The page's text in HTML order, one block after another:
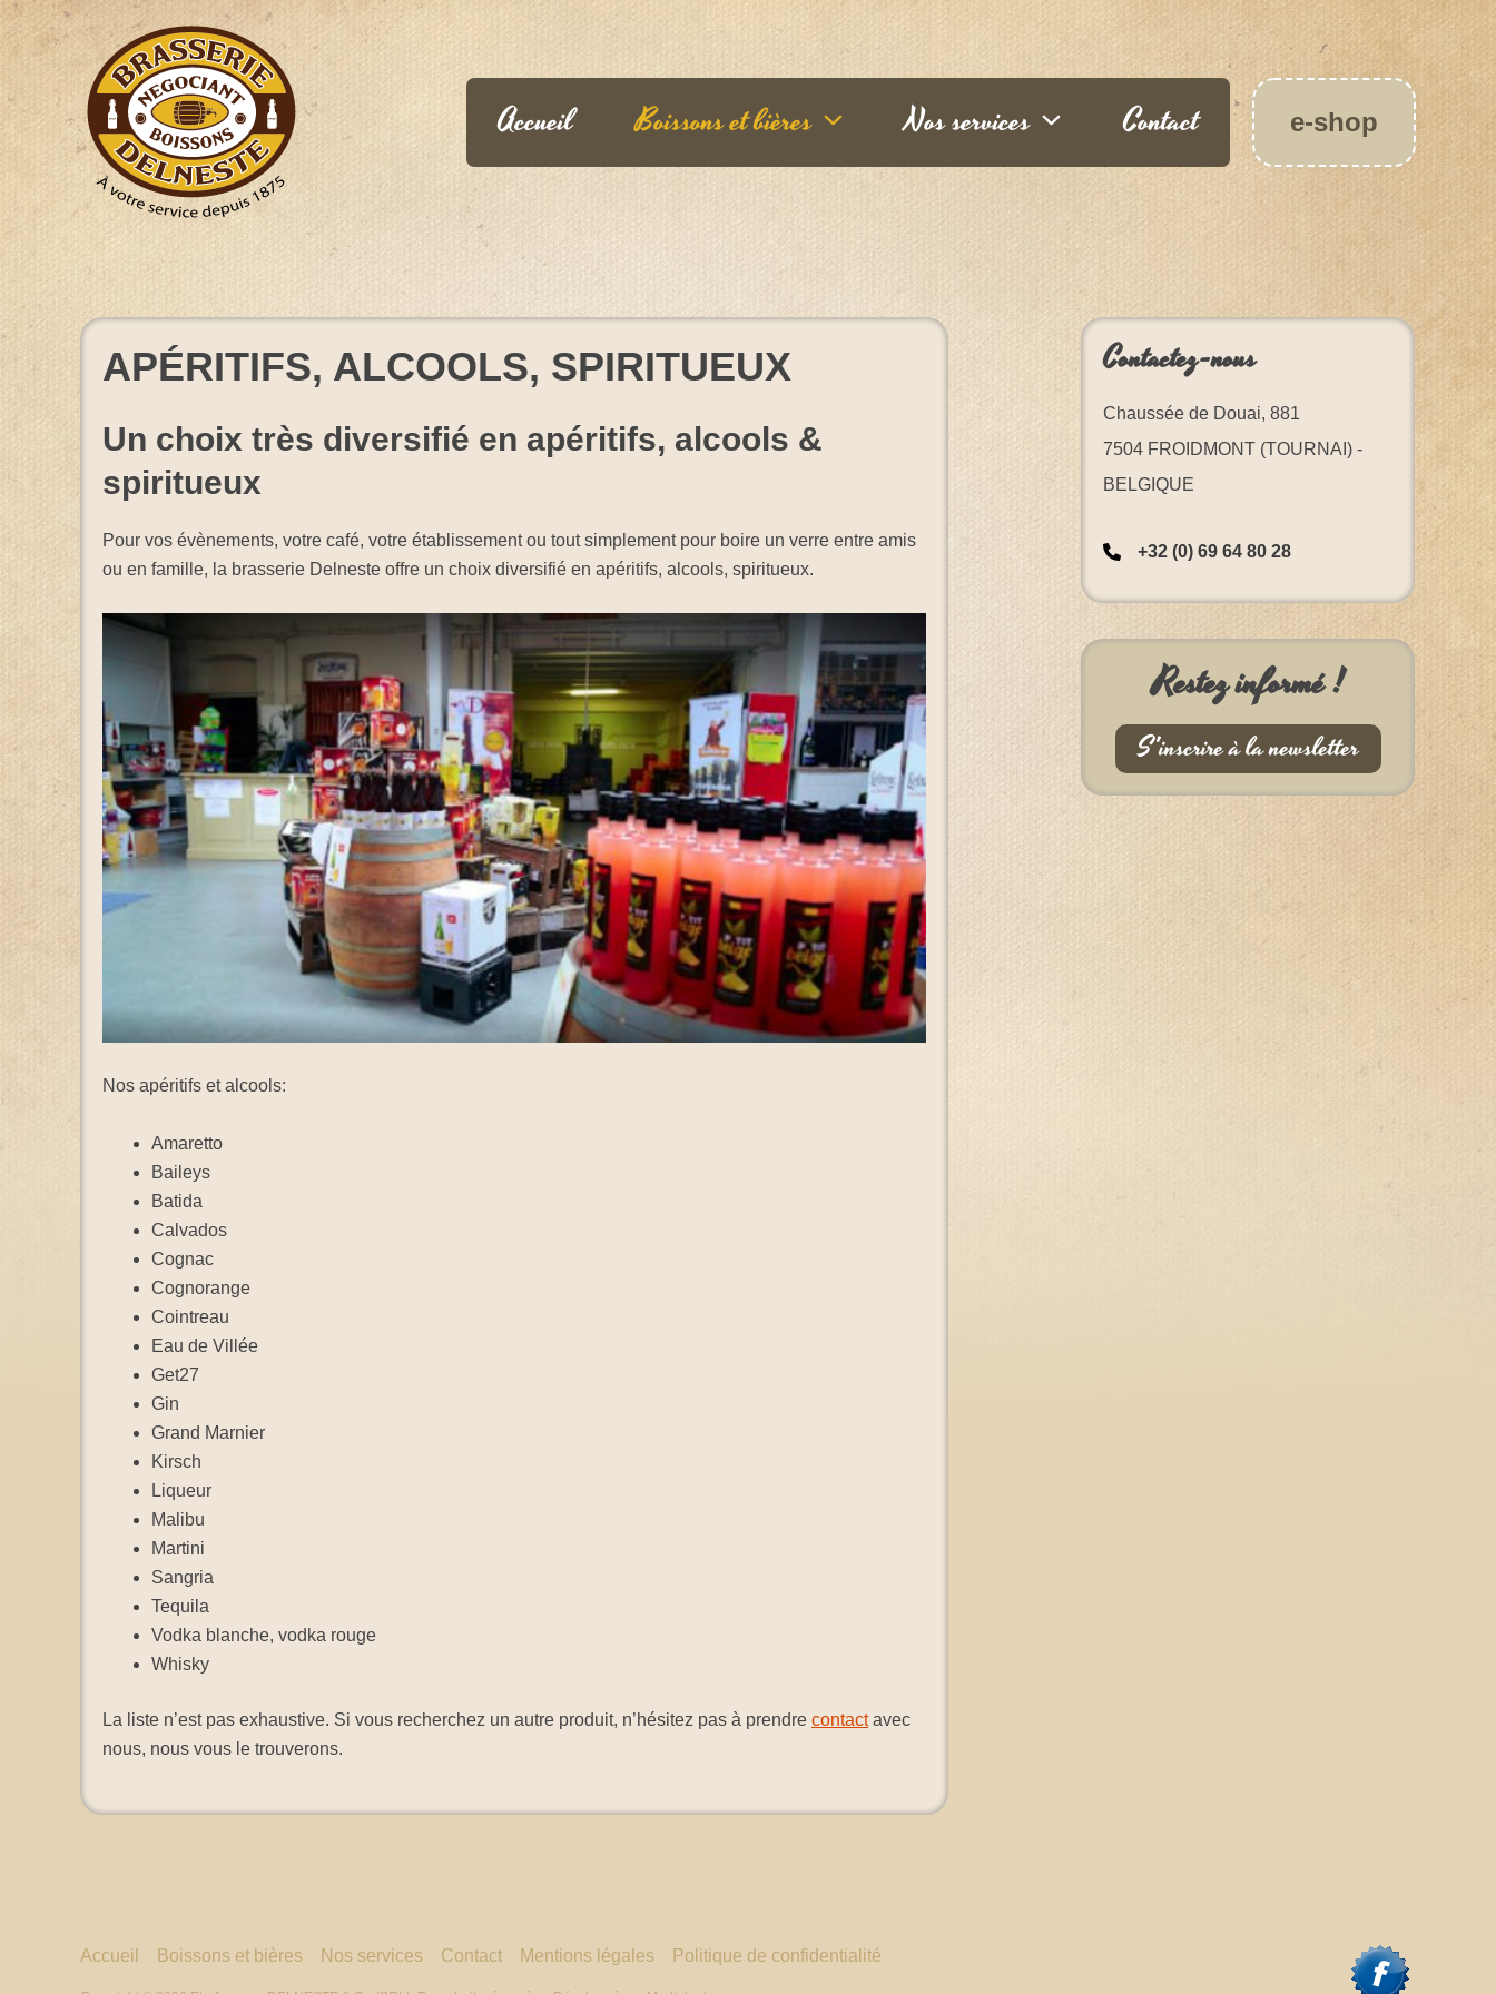
Aller
au
Accueil Boissons et bières Nos services Contact e-shop
APÉRITIFS, ALCOOLS, SPIRITUEUX
Un choix très diversifié en apéritifs, alcools &
spiritueux
Pour vos évènements, votre café, votre établissement ou tout simplement pour boire un verre entre amis
ou en famille, la brasserie Delneste offre un choix diversifié en apéritifs, alcools, spiritueux.
Nos apéritifs et alcools:
Amaretto
Baileys
Batida
Calvados
Cognac
Cognorange
Cointreau
Eau de Villée
Get27
Gin
Grand Marnier
Kirsch
Liqueur
Malibu
Martini
Sangria
Tequila
Vodka blanche, vodka rouge
Whisky
La liste n’est pas exhaustive. Si vous recherchez un autre produit, n’hésitez pas à prendre contactavec
nous, nous vous le trouverons.
Contactez-nous
Chaussée de Douai, 881
7504 FROIDMONT (TOURNAI) -
BELGIQUE
+32 (0) 69 64 80 28
Restez informé !
S'inscrire à la newsletter
Accueil Boissons et bières Nos services Contact Mentions légales Politique de confidentialité